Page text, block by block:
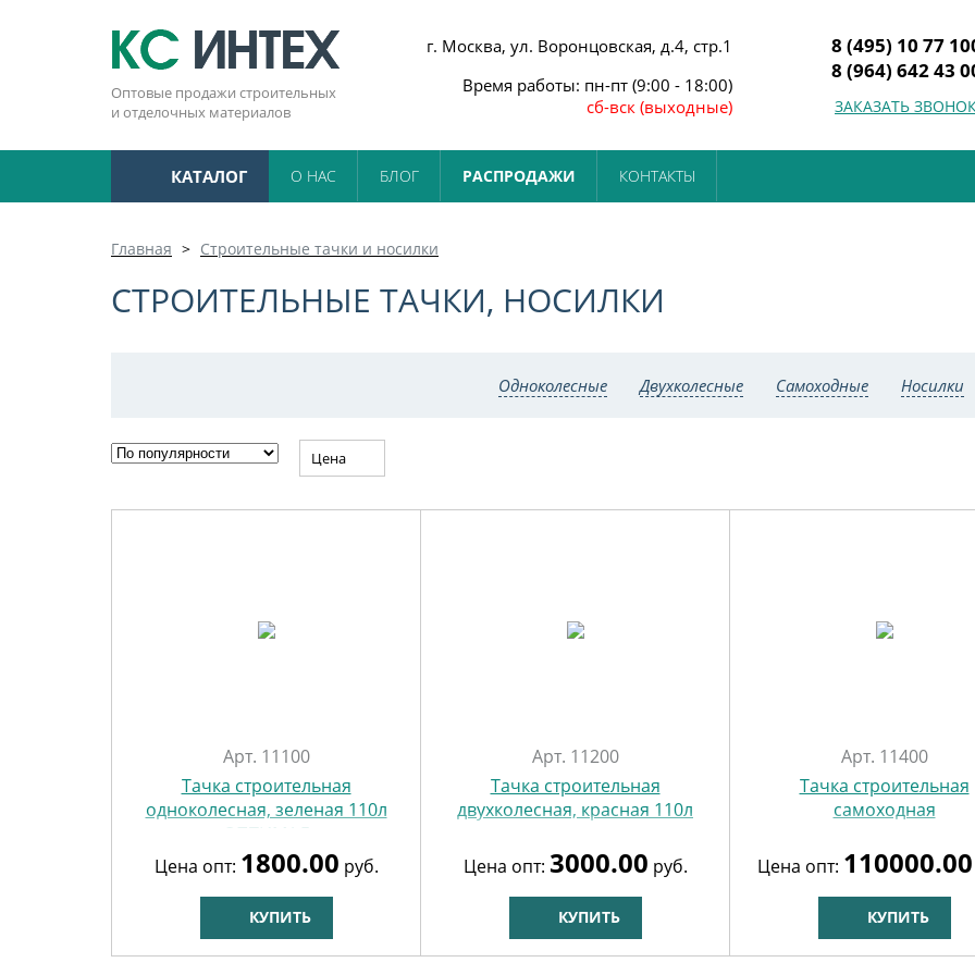
Оптовые продажи строительных
и отделочных материалов
г. Москва, ул. Воронцовская, д.4, стр.1
Время работы: пн-пт (9:00 - 18:00)
сб-вск (выходные)
8 (495) 10 77
8 (964) 642 43
ЗАКАЗАТЬ
КАТАЛОГ О НАС БЛОГ РАСПРОДАЖИ КОНТАКТЫ
Главная Строительные тачки и носилки
СТРОИТЕЛЬНЫЕ ТАЧКИ, НОСИЛКИ
Одноколесные Двухколесные Самоходные Носилки
Цена
Арт. 11100
Тачка строительная
одноколесная, зеленая 110л
ОПТИМАЛ
Цена опт: 1800.00 руб.
КУПИТЬ
Арт. 11200
Тачка строительная
двухколесная, красная 110л
Цена опт: 3000.00 руб.
КУПИТЬ
Арт. 11400
Тачка строительная
самоходная
Цена опт: 110000.00
КУПИТЬ